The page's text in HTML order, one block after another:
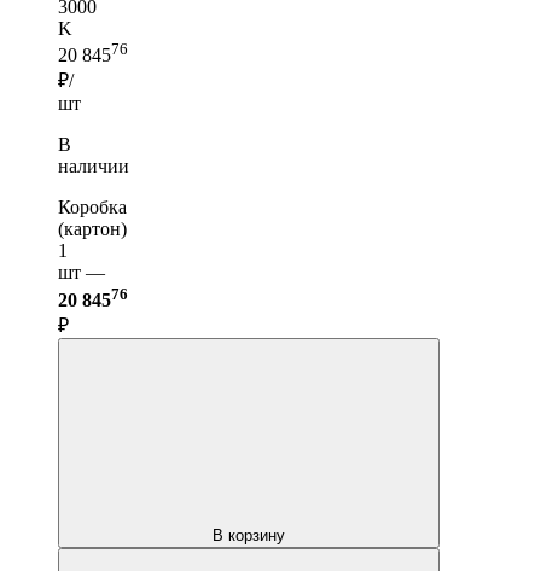
3000
K
20 84576
₽/
шт
В
наличии
Коробка
(картон)
1
шт —
20 84576
₽
В корзину